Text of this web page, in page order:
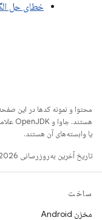
خطای حل
محتوا و نمونه کدها در این
یا وابسته‌های آن هستند.
تاریخ آخرین به‌روزرسانی 2026-06-22 به‌وقت ساعت هماهنگ جهانی.
ساخت
مخزن Android